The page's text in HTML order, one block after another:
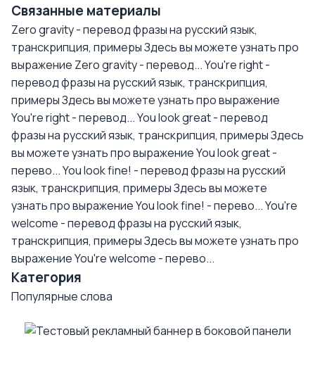
Связанные материалы
Zero gravity - перевод фразы на русский язык,
транскрипция, примерыЗдесь вы можете узнать про
выражение Zero gravity - перевод...You're right -
перевод фразы на русский язык, транскрипция,
примерыЗдесь вы можете узнать про выражение
You're right - перевод...You look great - перевод
фразы на русский язык, транскрипция, примерыЗдесь
вы можете узнать про выражение You look great -
перево...You look fine! - перевод фразы на русский
язык, транскрипция, примерыЗдесь вы можете
узнать про выражение You look fine! - перево...You're
welcome - перевод фразы на русский язык,
транскрипция, примерыЗдесь вы можете узнать про
выражение You're welcome - перево...
Категория
Популярные слова